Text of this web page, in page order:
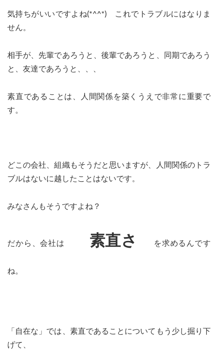
気持ちがいいですよね(*^^*) これでトラブルにはなりま
せん。
相手が、先輩であろうと、後輩であろうと、同期であろう
と、友達であろうと、、、
素直であることは、人間関係を築くうえで非常に重要で
す。
どこの会社、組織もそうだと思いますが、人間関係のトラ
ブルはないに越したことはないです。
みなさんもそうですよね？
だから、会社は 素直さ を求めるんです
ね。
「自在な」では、素直であることについてもう少し掘り下
げて、